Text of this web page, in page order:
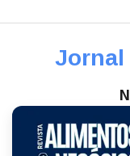
Jornal